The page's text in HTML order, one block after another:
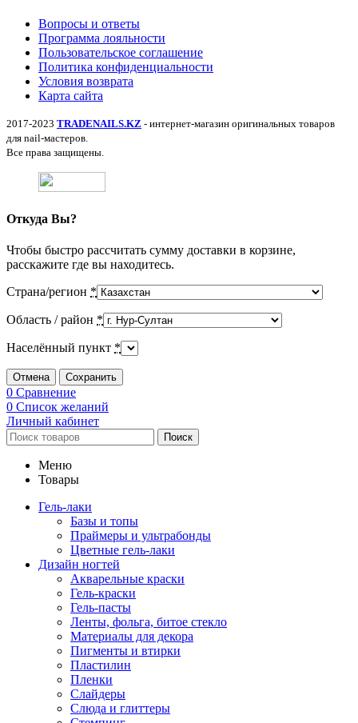
Вопросы и ответы
Программа лояльности
Пользовательское соглашение
Политика конфиденциальности
Условия возврата
Карта сайта
2017-2023 TRADENAILS.KZ - интернет-магазин оригинальных товаров
для nail-мастеров.
Все права защищены.
Откуда Вы?
Чтобы быстро рассчитать сумму доставки в корзине,
расскажите где вы находитесь.
Страна/регион *
Область / район *
Населённый пункт *
Отмена Сохранить
0 Сравнение
0 Список желаний
Личный кабинет
Поиск
Меню
Товары
Гель-лаки
Базы и топы
Праймеры и ультрабонды
Цветные гель-лаки
Дизайн ногтей
Акварельные краски
Гель-краски
Гель-пасты
Ленты, фольга, битое стекло
Материалы для декора
Пигменты и втирки
Пластилин
Пленки
Слайдеры
Слюда и глиттеры